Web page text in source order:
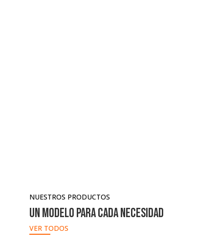
NUESTROS PRODUCTOS
UN MODELO PARA CADA NECESIDAD
VER TODOS